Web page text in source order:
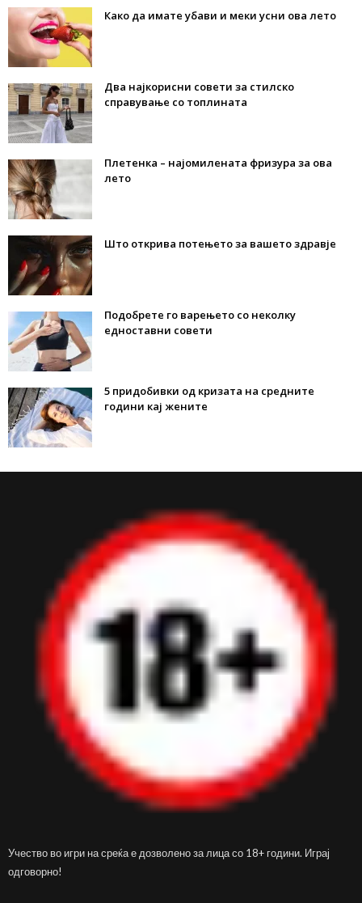
Како да имате убави и меки усни ова лето
Два најкорисни совети за стилско
справување со топлината
Плетенка – најомилената фризура за ова
лето
Што открива потењето за вашето здравје
Подобрете го варењето со неколку
едноставни совети
5 придобивки од кризата на средните
години кај жените
Учество во игри на среќа е дозволено за лица со 18+ години. Играј
одговорно!